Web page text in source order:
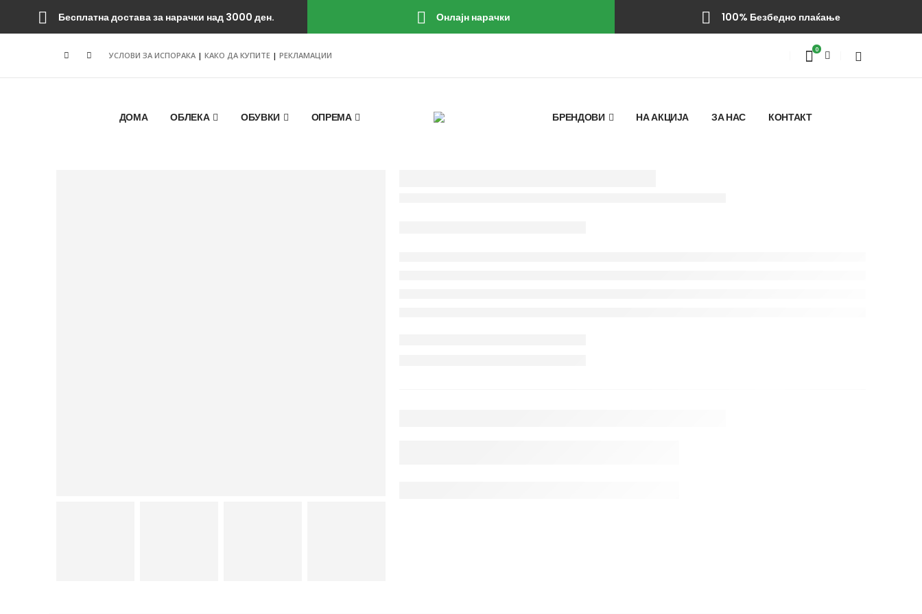
Бесплатна достава за нарачки над 3000 ден. Онлајн нарачки 100% Безбедно плаќање
УСЛОВИ ЗА ИСПОРАКА | КАКО ДА КУПИТЕ | РЕКЛАМАЦИИ
0
ДОМА ОБЛЕКА ОБУВКИ ОПРЕМА БРЕНДОВИ НА АКЦИЈА ЗА НАС КОНТАКТ